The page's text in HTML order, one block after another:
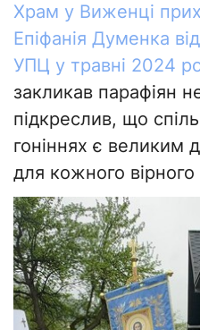
Храм у Виженці
Епіфанія Думенка
УПЦ у травні 2024
закликав парафіян
підкреслив, що
гоніннях є великим
для кожного